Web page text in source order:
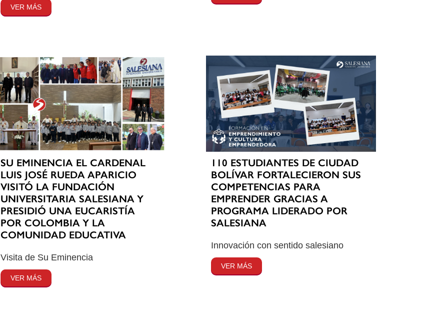
VER MÁS
SU EMINENCIA EL CARDENAL
LUIS JOSÉ RUEDA APARICIO
VISITÓ LA FUNDACIÓN
UNIVERSITARIA SALESIANA Y
PRESIDIÓ UNA EUCARISTÍA
POR COLOMBIA Y LA
COMUNIDAD EDUCATIVA
Visita de Su Eminencia
VER MÁS
110 ESTUDIANTES DE CIUDAD
BOLÍVAR FORTALECIERON SUS
COMPETENCIAS PARA
EMPRENDER GRACIAS A
PROGRAMA LIDERADO POR
SALESIANA
Innovación con sentido salesiano
VER MÁS